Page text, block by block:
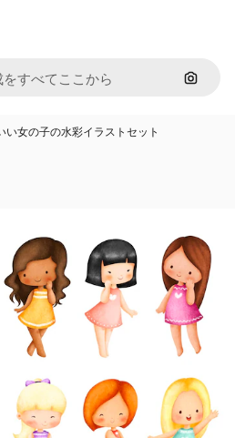
画像で
い女の子の水彩イラストセット